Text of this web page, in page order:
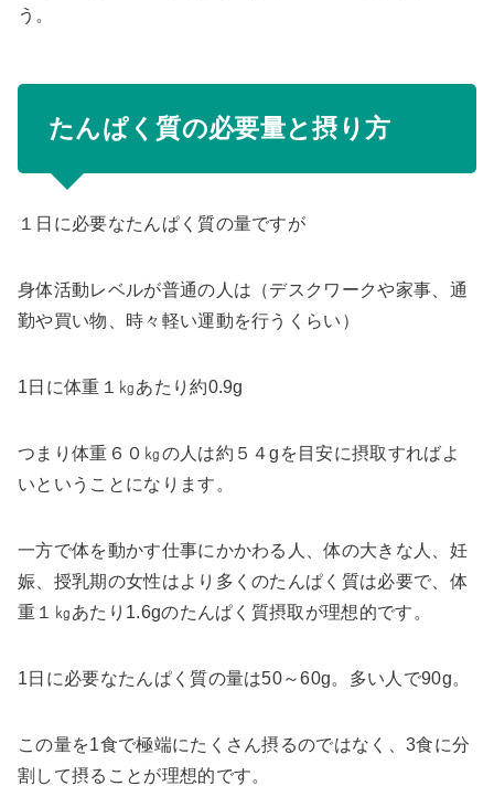
う。
たんぱく質の必要量と摂り方
１日に必要なたんぱく質の量ですが
身体活動レベルが普通の人は （デスクワークや家事、通
勤や買い物、時々軽い運動を行うくらい）
1日に体重１㎏あたり約0.9g
つまり体重６０㎏の人は約５４gを目安に摂取すればよ
いということになります。
一方で体を動かす仕事にかかわる人、体の大きな人、妊
娠、授乳期の女性はより多くのたんぱく質は必要で、 体
重１㎏あたり1.6gのたんぱく質摂取が理想的です。
1日に必要なたんぱく質の量は50～60g。多い人で90g。
この量を1食で極端にたくさん摂るのではなく、3食に分
割して摂ることが理想的です。